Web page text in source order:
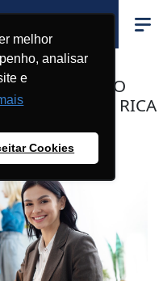
melhor
analisar
e
Cookies
FORMAÇÃO
RICA